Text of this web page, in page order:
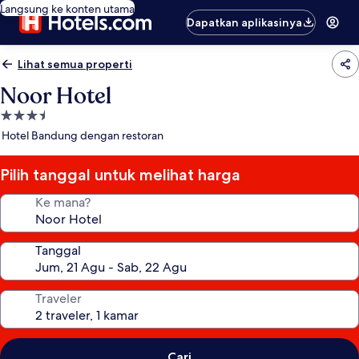
Langsung ke konten utama
Dapatkan aplikasinya
Lihat semua properti
Noor Hotel
Properti
bintang
Hotel Bandung dengan restoran
Pilih tanggal untuk melihat harga
Ke mana?
Tanggal
Traveler